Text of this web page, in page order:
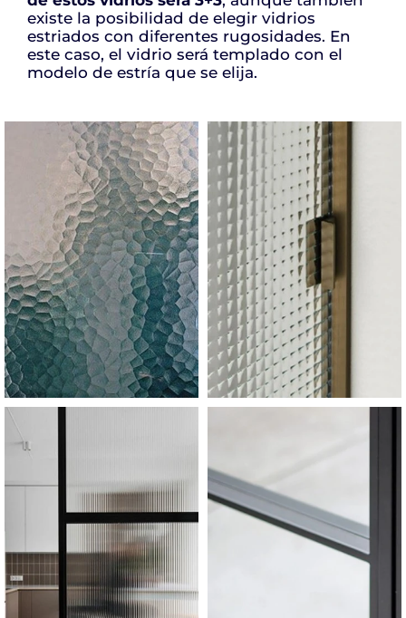
existe la posibilidad de elegir vidrios
estriados con diferentes rugosidades. En
este caso, el vidrio será templado con el
modelo de estría que se elija.